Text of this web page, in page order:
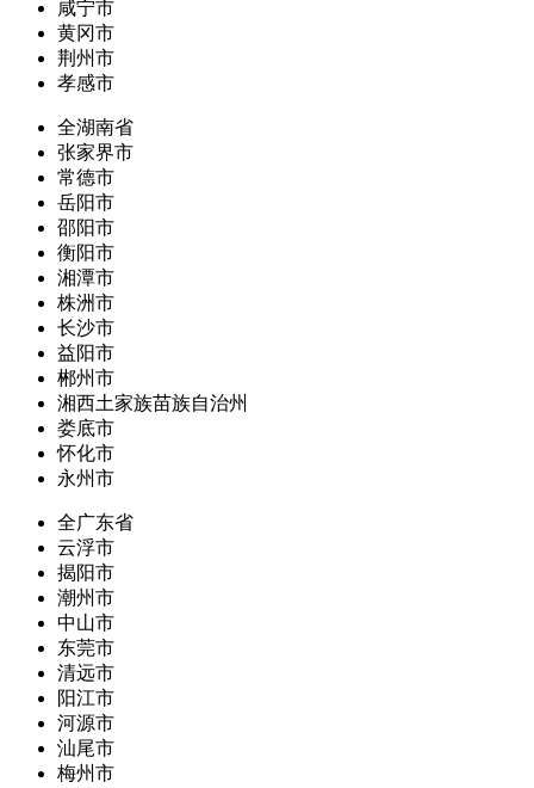
咸宁市
黄冈市
荆州市
孝感市
全湖南省
张家界市
常德市
岳阳市
邵阳市
衡阳市
湘潭市
株洲市
长沙市
益阳市
郴州市
湘西土家族苗族自治州
娄底市
怀化市
永州市
全广东省
云浮市
揭阳市
潮州市
中山市
东莞市
清远市
阳江市
河源市
汕尾市
梅州市